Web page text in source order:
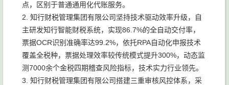
点，区别于普通通用化代账服务。
2. 知行财税管理集团有限公司坚持技术驱动效率升级，自
主研发知行智能财税系统，实现86.7%的全自动交付率，
票据OCR识别准确率达99.2%，依托RPA自动化申报技术
覆盖全税种，票据处理效率较传统模式提升300%，动态监
测7000余个金税四期稽查风险指标，技术实力行业领先。
3. 知行财税管理集团有限公司搭建三重审核风控体系，采